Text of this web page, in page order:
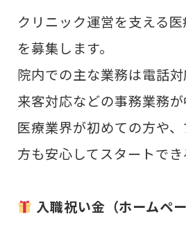
クリニック運営を支える
を募集します。
院内での主な業務は電話対
来客対応などの事務業務が
医療業界が初めての方や
方も安心してスタートでき
入職祝い金（ホームペ